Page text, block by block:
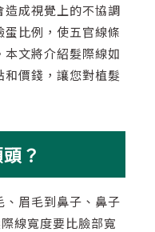
造成視覺上的不協調
比例，使五官線條
文將介紹髮際線如
和價錢，讓您對植髮
？
、眉毛到鼻子、鼻子
線寬度要比臉部寬